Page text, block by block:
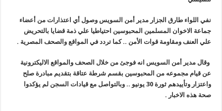
نفي اللواء طارق الجزار مدير أمن السويس وصول أي اعتذارات من أعضاء
جماعة الاخوان المسلمين المحبوسين احتياطيا علي ذمة قضايا بالتحريض
علي العنف ومقاومة قوات الأمن .. كما تردد في المواقع والصحف المصرية .
وقال مدير أمن السويس انه فوجئ من خلال الصحف والمواقع الاليكترونية
عن قيام مجموعه من المحبوسين بقسم شرطة عتاقة بتقديم مبادرة صلح
واعتزار وتأييدهم ثورة 30 يونيو .. وبالتواصل مع قيادات السجن لم يؤكدوا
صحة هذه الاخبار .